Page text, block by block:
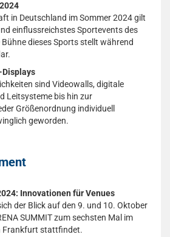
in Deutschland im Sommer 2024 gilt
einflussreichstes Sportevents des
dieses Sports stellt während
Displays
sind Videowalls, digitale
Leitsysteme bis hin zur
Größenordnung individuell
geworden.
Innovationen für Venues
der Blick auf den 9. und 10. Oktober
SUMMIT zum sechsten Mal im
Frankfurt stattfindet.